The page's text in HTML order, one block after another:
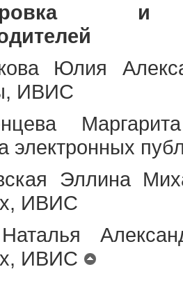
и
Юлия
ИВИС
электронных
Эллина
ИВИС
ИВИС